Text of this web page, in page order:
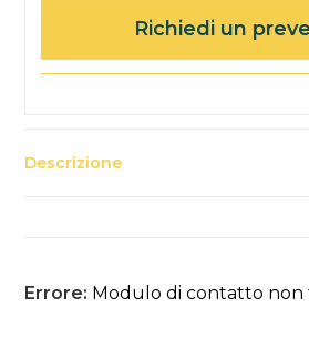
Richiedi un
Descrizione
Errore: Modulo di contatto non